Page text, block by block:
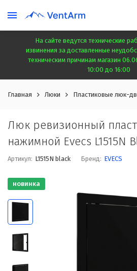
На сайте ведутся технические
извинения за доставленные
техническим причинам магазин
10:00 до 16:00
Главная Люки Пластиковые люк-
Люк ревизионный
нажимной Evecs L1515N
Артикул: L1515N black Бренд: EVECS
новинка